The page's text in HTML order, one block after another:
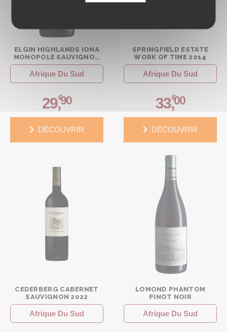
ELGIN HIGHLANDS IONA
MONOPOLE SAUVIGNON
BLANC WILD FERMENT
2023
Afrique Du Sud
29
,€90
DÉCOUVRIR
SPRINGFIELD ESTATE
WORK OF TIME 2014
Afrique Du Sud
33
,€00
DÉCOUVRIR
CEDERBERG CABERNET
SAUVIGNON 2022
Afrique Du Sud
LOMOND PHANTOM
PINOT NOIR
Afrique Du Sud